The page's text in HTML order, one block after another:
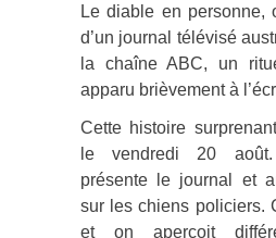
Le diable en personne,
d’un journal télévisé
la chaîne ABC, un
apparu brièvement à
Cette histoire
le vendredi 20
présente le journal et
sur les chiens policiers.
et on aperçoit